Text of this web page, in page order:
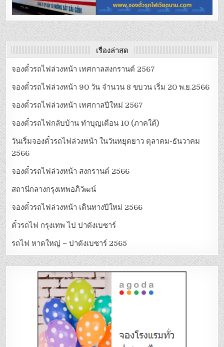
เรื่องล่าสุด
จองตั๋วรถไฟล่วงหน้า เทศกาลสงกรานต์ 2567
จองตั๋วรถไฟล่วงหน้า 90 วัน จำนวน 8 ขบวน เริ่ม 20 พ.ย.2566
จองตั๋วรถไฟล่วงหน้า เทศกาลปีใหม่ 2567
จองตั๋วรถไฟกลับบ้าน ทำบุญเดือน 10 (ภาคใต้)
วันเริ่มจองตั๋วรถไฟล่วงหน้า ในวันหยุดยาว ตุลาคม-ธันวาคม
2566
จองตั๋วรถไฟล่วงหน้า สงกรานต์ 2566
สถานีกลางกรุงเทพอภิวัฒน์
จองตั๋วรถไฟล่วงหน้า เดินทางปีใหม่ 2566
ตั๋วรถไฟ กรุงเทพ ไป ปาดังเบซาร์
รถไฟ หาดใหญ่ – ปาดังเบซาร์ 2565